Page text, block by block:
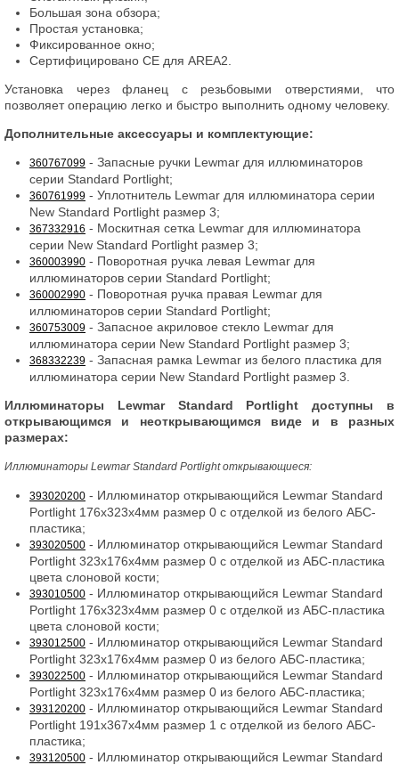
Большая зона обзора;
Простая установка;
Фиксированное окно;
Сертифицировано CE для AREA2.
Установка через фланец с резьбовыми отверстиями, что
позволяет операцию легко и быстро выполнить одному человеку.
Дополнительные аксессуары и комплектующие:
360767099 - Запасные ручки Lewmar для иллюминаторов
серии Standard Portlight;
360761999 - Уплотнитель Lewmar для иллюминатора серии
New Standard Portlight размер 3;
367332916 - Москитная сетка Lewmar для иллюминатора
серии New Standard Portlight размер 3;
360003990 - Поворотная ручка левая Lewmar для
иллюминаторов серии Standard Portlight;
360002990 - Поворотная ручка правая Lewmar для
иллюминаторов серии Standard Portlight;
360753009 - Запасное акриловое стекло Lewmar для
иллюминатора серии New Standard Portlight размер 3;
368332239 - Запасная рамка Lewmar из белого пластика для
иллюминатора серии New Standard Portlight размер 3.
Иллюминаторы Lewmar Standard Portlight доступны в
открывающимся и неоткрывающимся виде и в разных
размерах:
Иллюминаторы Lewmar Standard Portlight открывающиеся:
393020200 - Иллюминатор открывающийся Lewmar Standard
Portlight 176x323x4мм размер 0 с отделкой из белого АБС-
пластика;
393020500 - Иллюминатор открывающийся Lewmar Standard
Portlight 323x176x4мм размер 0 с отделкой из АБС-пластика
цвета слоновой кости;
393010500 - Иллюминатор открывающийся Lewmar Standard
Portlight 176x323x4мм размер 0 с отделкой из АБС-пластика
цвета слоновой кости;
393012500 - Иллюминатор открывающийся Lewmar Standard
Portlight 323x176x4мм размер 0 из белого АБС-пластика;
393022500 - Иллюминатор открывающийся Lewmar Standard
Portlight 323x176x4мм размер 0 из белого АБС-пластика;
393120200 - Иллюминатор открывающийся Lewmar Standard
Portlight 191x367x4мм размер 1 с отделкой из белого АБС-
пластика;
393120500 - Иллюминатор открывающийся Lewmar Standard